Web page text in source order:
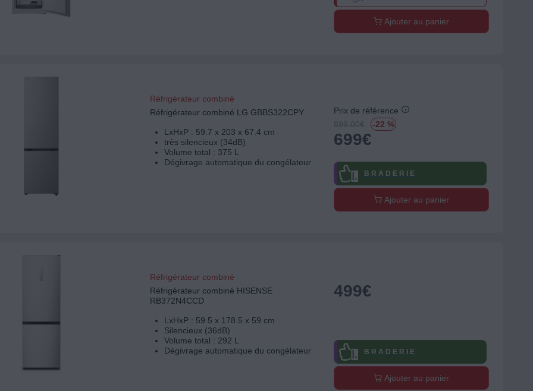
Ajouter au panier
Réfrigérateur combiné
Réfrigérateur combiné LG GBBS322CPY
LxHxP : 59.7 x 203 x 67.4 cm
très silencieux (34dB)
Volume total : 375 L
Dégivrage automatique du congélateur
Prix de référence
899.00€ -22 %
699€
B R A D E R I E
Ajouter au panier
Réfrigérateur combiné
Réfrigérateur combiné HISENSE
RB372N4CCD
LxHxP : 59.5 x 178.5 x 59 cm
Silencieux (36dB)
Volume total : 292 L
Dégivrage automatique du congélateur
499€
B R A D E R I E
Ajouter au panier